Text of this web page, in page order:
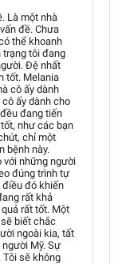
Là một nhà
đề. Chưa
thể khoanh
trạng tôi đang
Đệ nhất
tốt. Melania
cô ấy dành
ấy dành cho
đang tiến
như các bạn
chỉ một
bệnh này.
với những người
đúng trình tự
điều đó khiến
rất khả
rất tốt. Một
biết chắc
ngoài kia, tất
Mỹ. Sự
Tôi sẽ không